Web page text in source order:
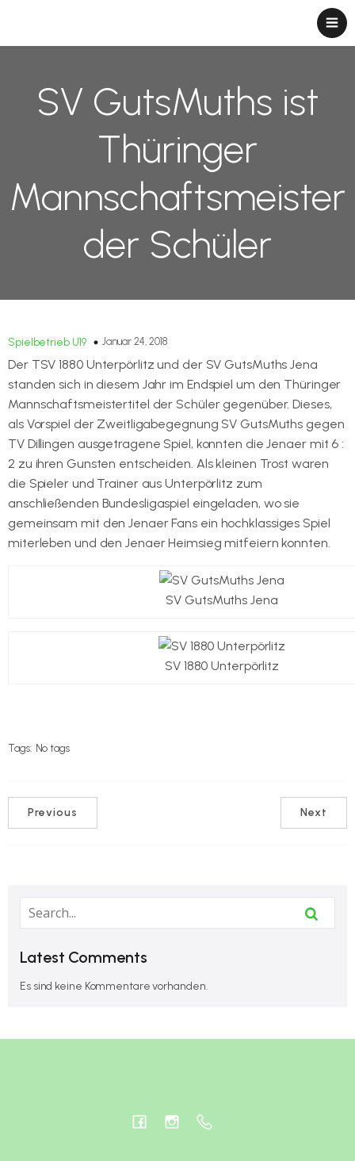
SV GutsMuths ist
Thüringer
Mannschaftsmeister
der Schüler
Spielbetrieb U19 Januar 24, 2018
Der TSV 1880 Unterpörlitz und der SV GutsMuths Jena
standen sich in diesem Jahr im Endspiel um den Thüringer
Mannschaftsmeistertitel der Schüler gegenüber. Dieses,
als Vorspiel der Zweitligabegegnung SV GutsMuths gegen
TV Dillingen ausgetragene Spiel, konnten die Jenaer mit 6 :
2 zu ihren Gunsten entscheiden. Als kleinen Trost waren
die Spieler und Trainer aus Unterpörlitz zum
anschließenden Bundesligaspiel eingeladen, wo sie
gemeinsam mit den Jenaer Fans ein hochklassiges Spiel
miterleben und den Jenaer Heimsieg mitfeiern konnten.
SV GutsMuths Jena
SV 1880 Unterpörlitz
Tags: No tags
Previous Next
Latest Comments
Es sind keine Kommentare vorhanden.